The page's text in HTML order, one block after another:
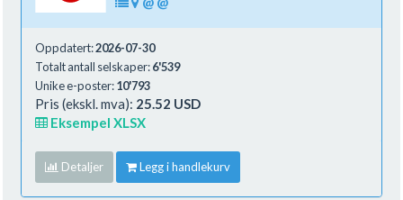
Oppdatert:2026-07-30
Totalt antall selskaper:6'539
Unike e-poster:10'793
Pris (ekskl. mva): 25.52 USD
Eksempel XLSX
Detaljer Legg i handlekurv